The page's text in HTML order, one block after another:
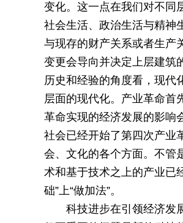
变化。这一点在我们对不同
社会生活、政治生活与精神
与现存的财产关系或者生产
变更会导向并决定上层建筑
历史和经验的角度看，现代
层面的现代化。产业革命首
革命实现的经济发展的影响
社会已经开始了第四次产业
会、文化的各个方面。不管
术和基于技术之上的产业已
础”上“做加法”。
科技进步在引领经济发